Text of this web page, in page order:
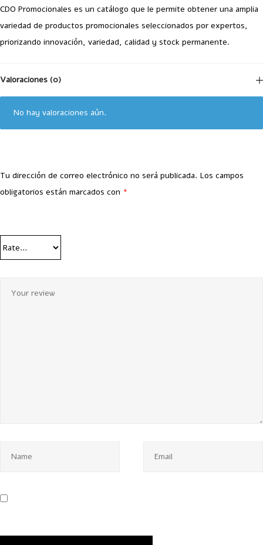
CDO Promocionales es un catálogo que le permite obtener una amplia
variedad de productos promocionales seleccionados por expertos,
priorizando innovación, variedad, calidad y stock permanente.
Valoraciones (0)
No hay valoraciones aún.
Tu dirección de correo electrónico no será publicada. Los campos
obligatorios están marcados con *